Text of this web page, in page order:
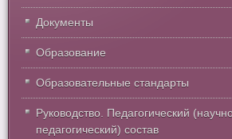
Документы
Образование
Образовательные стандарты
Руководство. Педагогический
педагогический) состав